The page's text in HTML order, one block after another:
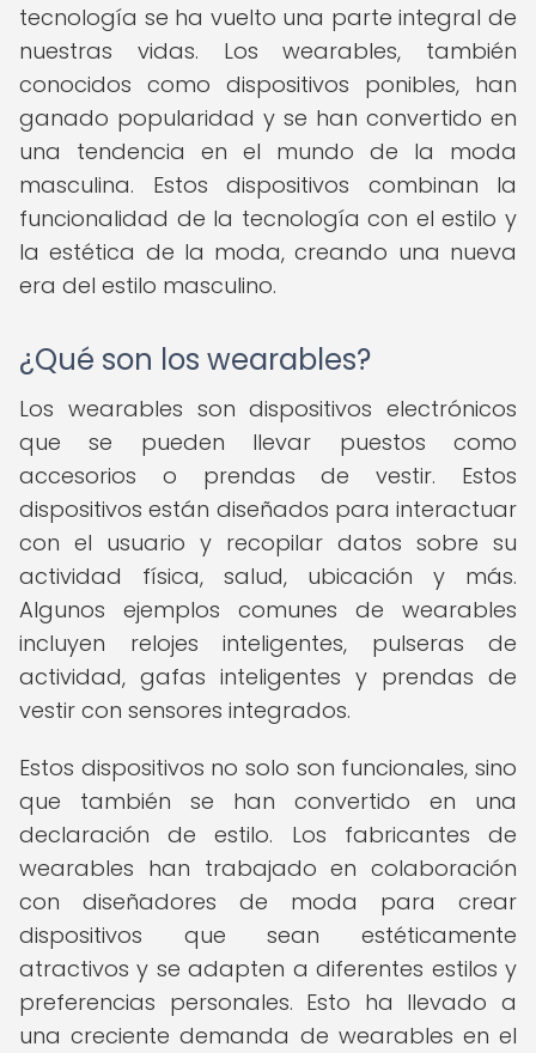
tecnología se ha vuelto una parte integral de
nuestras vidas. Los wearables, también
conocidos como dispositivos ponibles, han
ganado popularidad y se han convertido en
una tendencia en el mundo de la moda
masculina. Estos dispositivos combinan la
funcionalidad de la tecnología con el estilo y
la estética de la moda, creando una nueva
era del estilo masculino.
¿Qué son los wearables?
Los wearables son dispositivos electrónicos
que se pueden llevar puestos como
accesorios o prendas de vestir. Estos
dispositivos están diseñados para interactuar
con el usuario y recopilar datos sobre su
actividad física, salud, ubicación y más.
Algunos ejemplos comunes de wearables
incluyen relojes inteligentes, pulseras de
actividad, gafas inteligentes y prendas de
vestir con sensores integrados.
Estos dispositivos no solo son funcionales, sino
que también se han convertido en una
declaración de estilo. Los fabricantes de
wearables han trabajado en colaboración
con diseñadores de moda para crear
dispositivos que sean estéticamente
atractivos y se adapten a diferentes estilos y
preferencias personales. Esto ha llevado a
una creciente demanda de wearables en el